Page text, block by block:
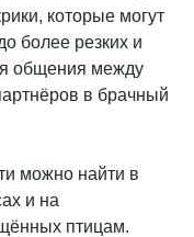
которые могут
более резких и
общения между
в брачный
можно найти в
и на
птицам.